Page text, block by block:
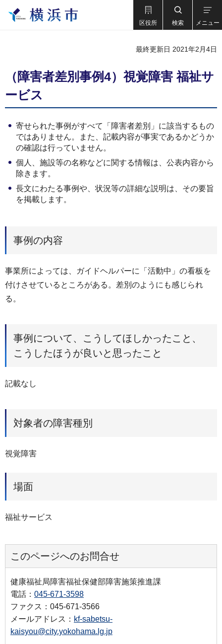
区役所 検索 メニュー
最終更新日 2021年2月4日
（障害者差別事例4）視覚障害 福祉サ
ービス
寄せられた事例がすべて「障害者差別」に該当するもの
ではありません。また、記載内容が事実であるかどうか
の確認は行っていません。
個人、施設等の名称などに関する情報は、公表内容から
除きます。
長文にわたる事例や、状況等の詳細な説明は、その要旨
を掲載します。
事例の内容
事業所によっては、ガイドヘルパーに「活動中」の看板を
付けさせているところがある。差別のようにも感じられ
る。
事例について、こうしてほしかったこと、
こうしたほうが良いと思ったこと
記載なし
対象者の障害種別
視覚障害
場面
福祉サービス
このページへのお問合せ
健康福祉局障害福祉保健部障害施策推進課
電話： 045-671-3598
ファクス：045-671-3566
メールアドレス： kf-sabetsu-
kaisyou@city.yokohama.lg.jp